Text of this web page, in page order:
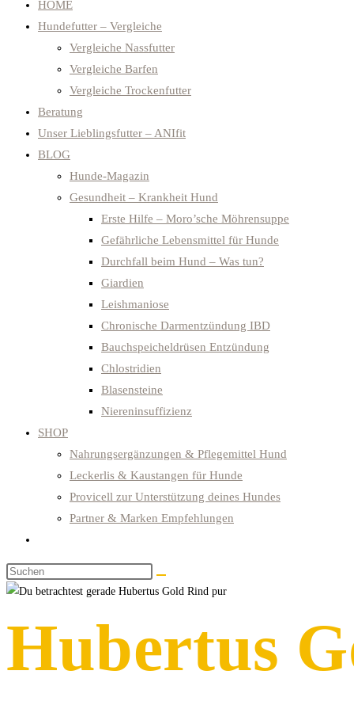
panel.
HOME
Hundefutter – Vergleiche
Vergleiche Nassfutter
Vergleiche Barfen
Vergleiche Trockenfutter
Beratung
Unser Lieblingsfutter – ANIfit
BLOG
Hunde-Magazin
Gesundheit – Krankheit Hund
Erste Hilfe – Moro’sche Möhrensuppe
Gefährliche Lebensmittel für Hunde
Durchfall beim Hund – Was tun?
Giardien
Leishmaniose
Chronische Darmentzündung IBD
Bauchspeicheldrüsen Entzündung
Chlostridien
Blasensteine
Niereninsuffizienz
SHOP
Nahrungsergänzungen & Pflegemittel Hund
Leckerlis & Kaustangen für Hunde
Provicell zur Unterstützung deines Hundes
Partner & Marken Empfehlungen
umschalten
Diese
Website
Hubertus